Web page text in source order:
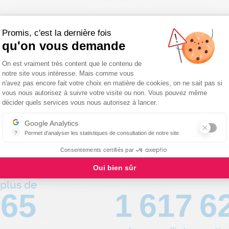
réseau national de
plus de
79 1 952
Promis, c'est la dernière fois
qu'on vous demande
Plateforme de Gestion du
On est vraiment très content que le contenu de
notre site vous intéresse. Mais comme vous
n'avez pas encore fait votre choix en matière de cookies, on ne sait pas si
vous nous autorisez à suivre votre visite ou non. Vous pouvez même
décider quels services vous nous autorisez à lancer.
?
Google Analytics
Permet d'analyser les statistiques de consultation de notre site
Indispensable pour piloter notre site internet, il permet de mesurer
Consentements certifiés par
Oui bien sûr
Axeptio consent